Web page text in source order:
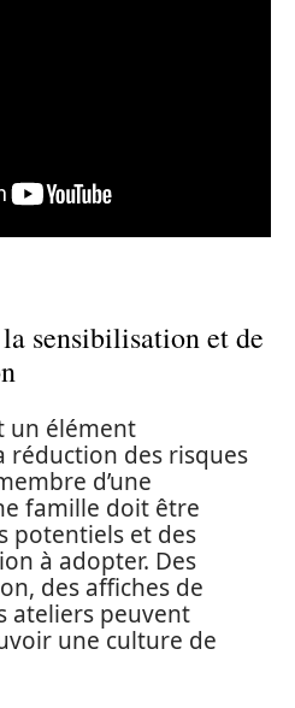
sensibilisation et de
un élément
réduction des risques
d’une
famille doit être
potentiels et des
à adopter. Des
des affiches de
ateliers peuvent
une culture de